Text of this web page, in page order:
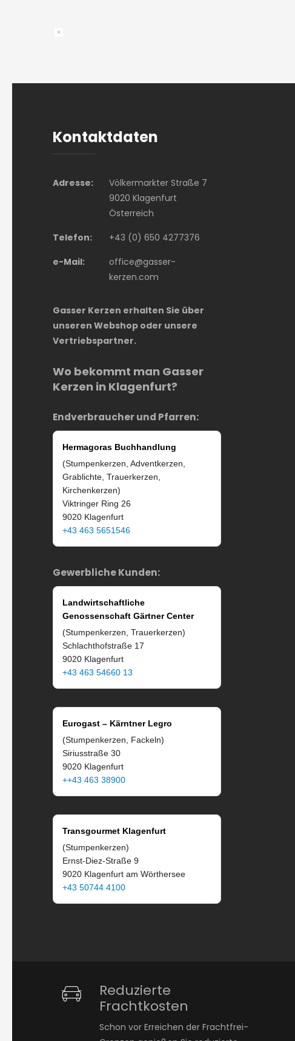
Kontaktdaten
Adresse:
Völkermarkter Straße 7
9020 Klagenfurt
Österreich
Telefon:
+43 (0) 650 4277376
e-Mail:
office@gasser-
kerzen.com
Gasser Kerzen erhalten Sie über
unseren Webshop oder unsere
Vertriebspartner.
Wo bekommt man Gasser
Kerzen in Klagenfurt?
Endverbraucher und Pfarren:
Hermagoras Buchhandlung
(Stumpenkerzen, Adventkerzen,
Grablichte, Trauerkerzen,
Kirchenkerzen)
Viktringer Ring 26
9020 Klagenfurt
+43 463 5651546
Gewerbliche Kunden:
Landwirtschaftliche
Genossenschaft Gärtner Center
(Stumpenkerzen, Trauerkerzen)
Schlachthofstraße 17
9020 Klagenfurt
+43 463 54660 13
Eurogast – Kärntner Legro
(Stumpenkerzen, Fackeln)
Siriusstraße 30
9020 Klagenfurt
++43 463 38900
Transgourmet Klagenfurt
(Stumpenkerzen)
Ernst-Diez-Straße 9
9020 Klagenfurt am Wörthersee
+43 50744 4100
Reduzierte
Frachtkosten
Schon vor Erreichen der Frachtfrei-